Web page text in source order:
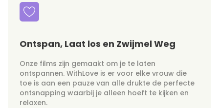
Ontspan, Laat los en Zwijmel Weg
Onze films zijn gemaakt om je te laten
ontspannen. WithLove is er voor elke vrouw die
toe is aan een pauze van alle drukte de perfecte
ontsnapping waarbij je alleen hoeft te kijken en
relaxen.